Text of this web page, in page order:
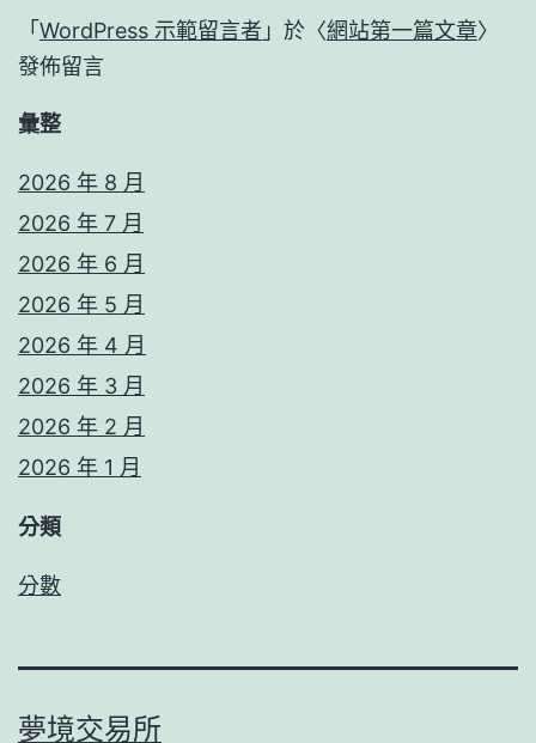
「 WordPress 示範留言者 」於〈網站第一篇文章〉
發佈留言
彙整
2026 年 8 月
2026 年 7 月
2026 年 6 月
2026 年 5 月
2026 年 4 月
2026 年 3 月
2026 年 2 月
2026 年 1 月
分類
分數
夢境交易所